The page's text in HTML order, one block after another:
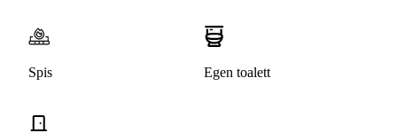
Spis Egen toalett